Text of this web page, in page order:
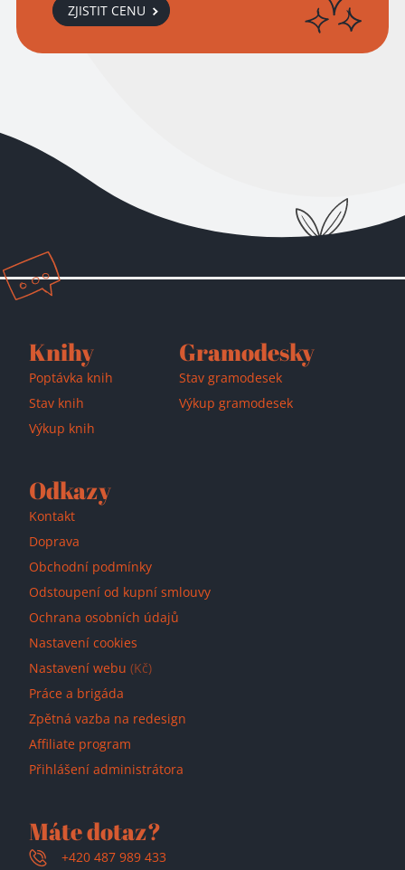
ZJISTIT CENU
Knihy
Poptávka knih
Stav knih
Výkup knih
Gramodesky
Stav gramodesek
Výkup gramodesek
Odkazy
Kontakt
Doprava
Obchodní podmínky
Odstoupení od kupní smlouvy
Ochrana osobních údajů
Nastavení cookies
Nastavení webu (Kč)
Práce a brigáda
Zpětná vazba na redesign
Affiliate program
Přihlášení administrátora
Máte dotaz?
+420 487 989 433